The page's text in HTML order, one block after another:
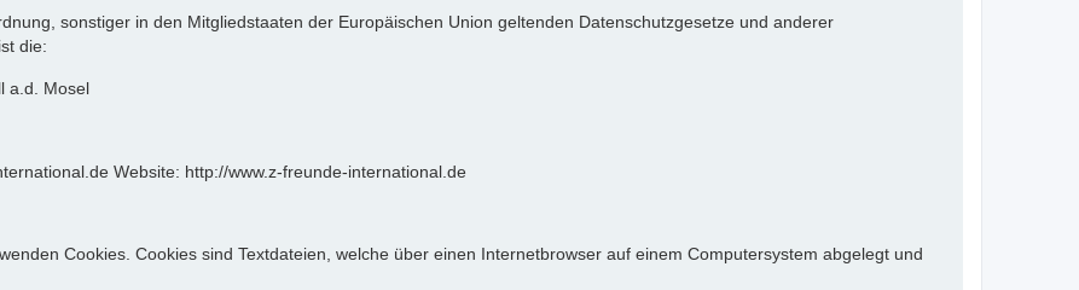
sonstiger in den Mitgliedstaaten der Europäischen Union geltenden Datenschutzgesetze und anderer
die:
a.d. Mosel
Website: http://www.z-freunde-international.de
Cookies. Cookies sind Textdateien, welche über einen Internetbrowser auf einem Computersystem abgelegt und